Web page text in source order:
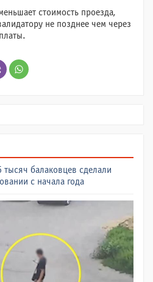
стоимость проезда,
не позднее чем через
тысяч балаковцев сделали
с начала года